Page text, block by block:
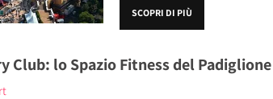
SCOPRI DI PIÙ
Club: lo Spazio Fitness del